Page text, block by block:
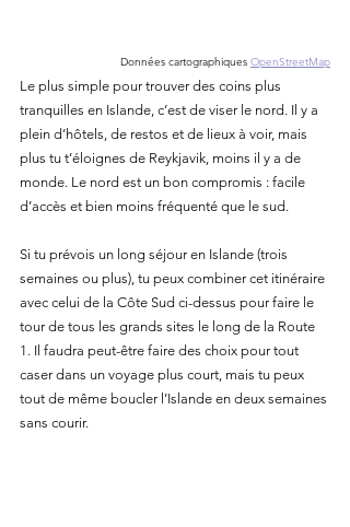
Données cartographiques OpenStreetMap
Le plus simple pour trouver des coins plus
tranquilles en Islande, c’est de viser le nord. Il y a
plein d’hôtels, de restos et de lieux à voir, mais
plus tu t’éloignes de Reykjavik, moins il y a de
monde. Le nord est un bon compromis : facile
d’accès et bien moins fréquenté que le sud.
Si tu prévois un long séjour en Islande (trois
semaines ou plus), tu peux combiner cet itinéraire
avec celui de la Côte Sud ci-dessus pour faire le
tour de tous les grands sites le long de la Route
1. Il faudra peut-être faire des choix pour tout
caser dans un voyage plus court, mais tu peux
tout de même boucler l’Islande en deux semaines
sans courir.